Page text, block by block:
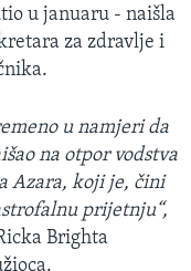
u januaru - naišla
za zdravlje i
u namjeri da
na otpor vodstva
Azara, koji je, čini
prijetnju“,
Brighta